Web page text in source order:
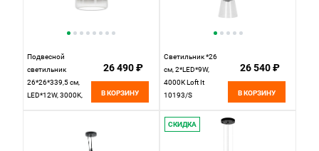
Подвесной
светильник
26*26*339,5 см,
LED*12W, 3000K,
26 490 ₽
В КОРЗИНУ
Светильник *26
см, 2*LED*9W,
4000К Loft It
10193/S
Черный
26 540 ₽
В КОРЗИНУ
СКИДКА